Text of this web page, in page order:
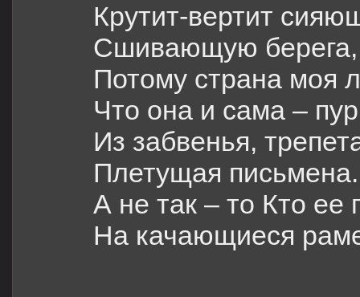
Крутит-вертит
Сшивающую берега,
Потому страна моя
Что она и сама –
Из забвенья,
Плетущая письмена.
А не так – то Кто ее
На качающиеся